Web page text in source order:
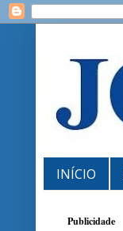
INÍCIO
Publicidade